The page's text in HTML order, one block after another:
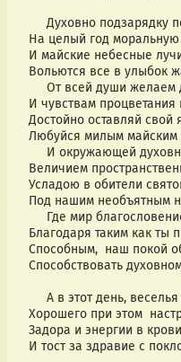
Духовно подзарядку
На целый год
И майские небесные
Вольются все в улыбок
От всей души желаем
И чувствам процветания
Достойно оставляй свой
Любуйся милым майским
И окружающей
Величием
Усладою в обители
Под нашим необъятным
Где мир
Благодаря таким как ты
Способным, наш покой
Способствовать
А в этот день,
Хорошего при этом
Задора и энергии в
И тост за здравие с